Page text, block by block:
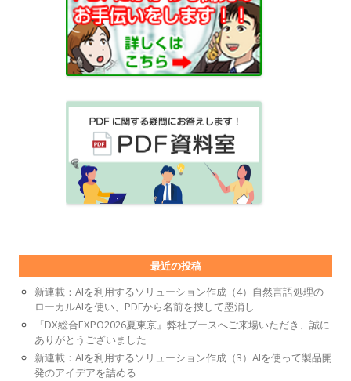
最近の投稿
新連載：AIを利用するソリューション作成（4）自然言語処理の
ローカルAIを使い、PDFから名前を捜して墨消し
『DX総合EXPO2026夏東京』弊社ブースへご来場いただき、誠に
ありがとうございました
新連載：AIを利用するソリューション作成（3）AIを使って製品開
発のアイデアを詰める